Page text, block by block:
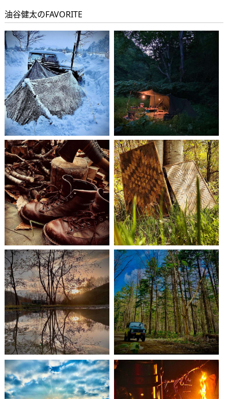
STAFF BLOG
RECRUIT
資料請求
個別相談
オーナー様専用サイト CLUB RENOVES
油谷健太のFAVORITE